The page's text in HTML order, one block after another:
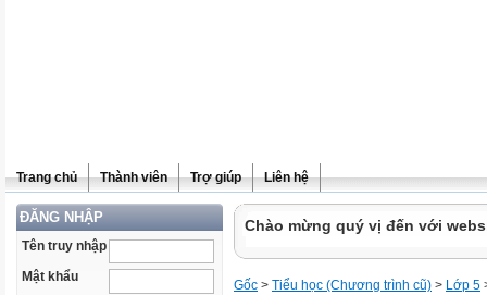
Trang chủ Thành viên Trợ giúp Liên hệ
ĐĂNG NHẬP
Tên truy nhập
Mật khẩu
Chào mừng quý vị đến với
Gốc > Tiểu học (Chương trình cũ) > Lớp 5